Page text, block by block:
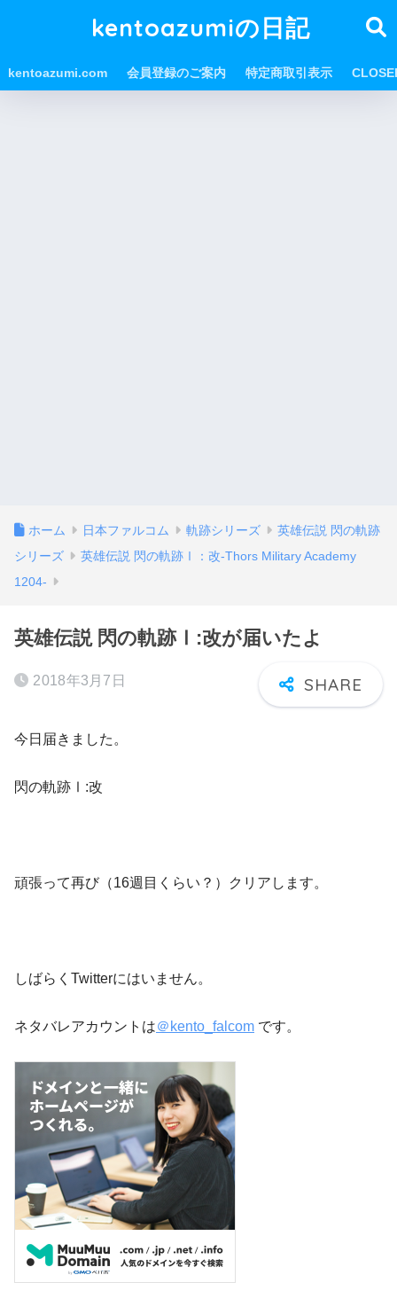
kentoazumiの日記
kentoazumi.com 会員登録のご案内 特定商取引表示
ホーム 日本ファルコム 軌跡シリーズ
英雄伝説 閃の軌跡
シリーズ
英雄伝説 閃の軌跡Ⅰ：改-Thors Military Academy
1204-
英雄伝説 閃の軌跡Ⅰ:改が届いたよ
2018年3月7日
今日届きました。
閃の軌跡Ⅰ:改
頑張って再び（16週目くらい？）クリアします。
しばらくTwitterにはいません。
ネタバレアカウントは＠kento_falcom です。